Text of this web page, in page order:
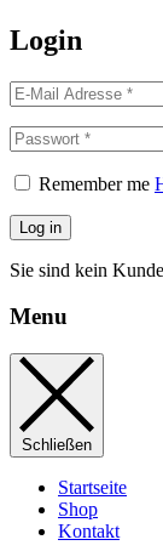
Login
Remember me
Log in
Sie sind kein
Menu
Schließen
Startseite
Shop
Kontakt